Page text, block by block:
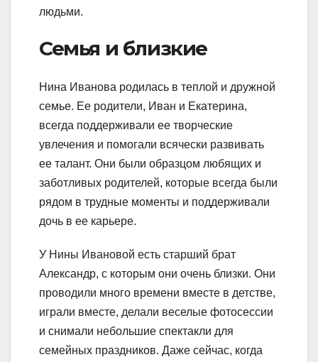
людьми.
Семья и близкие
Нина Иванова родилась в теплой и дружной
семье. Ее родители, Иван и Екатерина,
всегда поддерживали ее творческие
увлечения и помогали всячески развивать
ее талант. Они были образцом любящих и
заботливых родителей, которые всегда были
рядом в трудные моменты и поддерживали
дочь в ее карьере.
У Нины Ивановой есть старший брат
Александр, с которым они очень близки. Они
проводили много времени вместе в детстве,
играли вместе, делали веселые фотосессии
и снимали небольшие спектакли для
семейных праздников. Даже сейчас, когда